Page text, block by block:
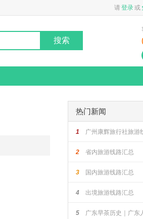
请登录或
搜索
热门新闻
1 广州康辉旅行社旅游
2 省内旅游线路汇总
3 国内旅游线路汇总
4 出境旅游线路汇总
5 广东早茶历史｜广东